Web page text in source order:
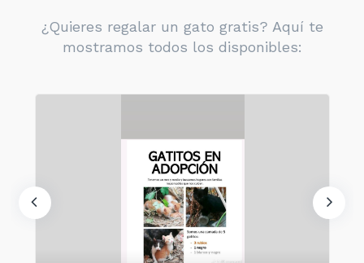
¿Quieres regalar un gato gratis? Aquí te
mostramos todos los disponibles: